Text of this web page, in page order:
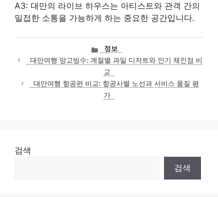
A3: 대만의 라이브 하우스는 아티스트와 관객 간의
밀접한 소통을 가능하게 하는 중요한 공간입니다.
카
테
고
리
정보
대만여행 망고빙수: 계절별 과일 디저트와 인기 체인점 비
교
대만여행 항공편 비교: 항공사별 노선과 서비스 품질 평
가
검색
검색